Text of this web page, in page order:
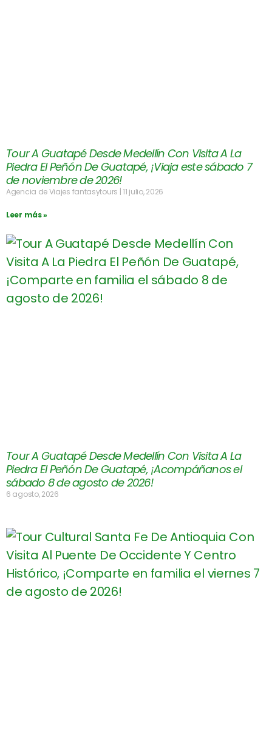
Tour A Guatapé Desde Medellín Con Visita A La
Piedra El Peñón De Guatapé, ¡Viaja este sábado 7
de noviembre de 2026!
Agencia de Viajes fantasytours 11 julio, 2026
Leer más »
Tour A Guatapé Desde Medellín Con Visita A La
Piedra El Peñón De Guatapé, ¡Acompáñanos el
sábado 8 de agosto de 2026!
6 agosto, 2026